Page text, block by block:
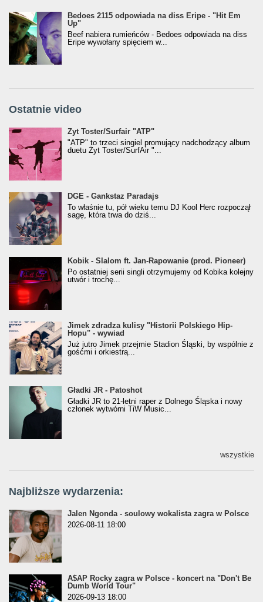
Bedoes 2115 odpowiada na diss Eripe - "Hit Em
Up"
Beef nabiera rumieńców - Bedoes odpowiada na diss
Eripe wywołany spięciem w...
Ostatnie video
Żyt Toster/SurfAir - ATP VIDEO
Żyt Toster/Surfair "ATP"
"ATP" to trzeci singiel promujący nadchodzący album
duetu Żyt Toster/SurfAir "...
donGURALesko z nagrodą za
Klasyczny/Trueschoolowy Album Roku
(Popkillery 2023)
DGE - Gankstaz Paradajs
To właśnie tu, pół wieku temu DJ Kool Herc rozpoczął
sagę, która trwa do dziś...
Kobik - Slalom ft. Jan-Rapowanie (prod. Pioneer)
[Official Music Visualiser]
Kobik - Slalom ft. Jan-Rapowanie (prod. Pioneer)
Po ostatniej serii singli otrzymujemy od Kobika kolejny
utwór i trochę...
Jimek zdradza kulisy "Historii Polskiego Hip-
Hopu" - wywiad
Jimek zdradza kulisy "Historii Polskiego Hip-
Hopu" - wywiad
Już jutro Jimek przejmie Stadion Śląski, by wspólnie z
gośćmi i orkiestrą...
Gładki JR - Patoshot
Gładki JR - Patoshot
Gładki JR to 21-letni raper z Dolnego Śląska i nowy
członek wytwórni TiW Music...
wszystkie
Najbliższe wydarzenia:
Jalen Ngonda - soulowy wokalista zagra w Polsce
2026-08-11 18:00
A$AP Rocky zagra w Polsce - koncert na "Don't Be
Dumb World Tour"
2026-09-13 18:00